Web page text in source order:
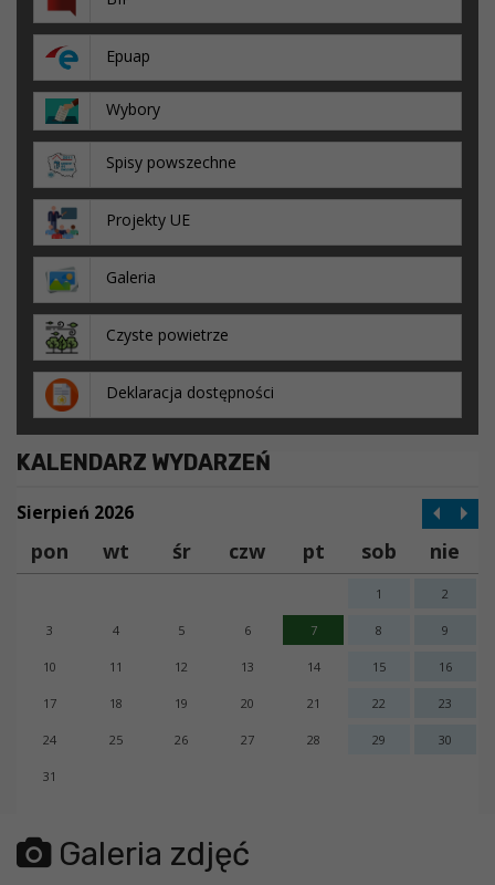
Epuap
Wybory
Spisy powszechne
Projekty UE
Galeria
Czyste powietrze
Deklaracja dostępności
KALENDARZ WYDARZEŃ
Sierpień 2026
pon wt śr czw pt sob nie
1 2
3 4 5 6 7 8 9
10 11 12 13 14 15 16
17 18 19 20 21 22 23
24 25 26 27 28 29 30
31
error getting json:
Galeria zdjęć